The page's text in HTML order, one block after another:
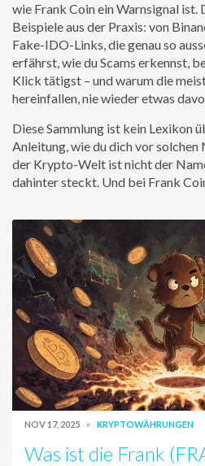
wie Frank Coin ein Warnsignal
Beispiele aus der Praxis: von
Fake-IDO-Links, die genau so
erfährst, wie du Scams erkennst,
Klick tätigst – und warum die
hereinfallen, nie wieder etwas
Diese Sammlung ist kein Lexikon
Anleitung, wie du dich vor solchen
der Krypto-Welt ist nicht der
dahinter steckt. Und bei Frank
NOV 17, 2025 KRYPTOWÄHRUNGEN
Was ist die Frank